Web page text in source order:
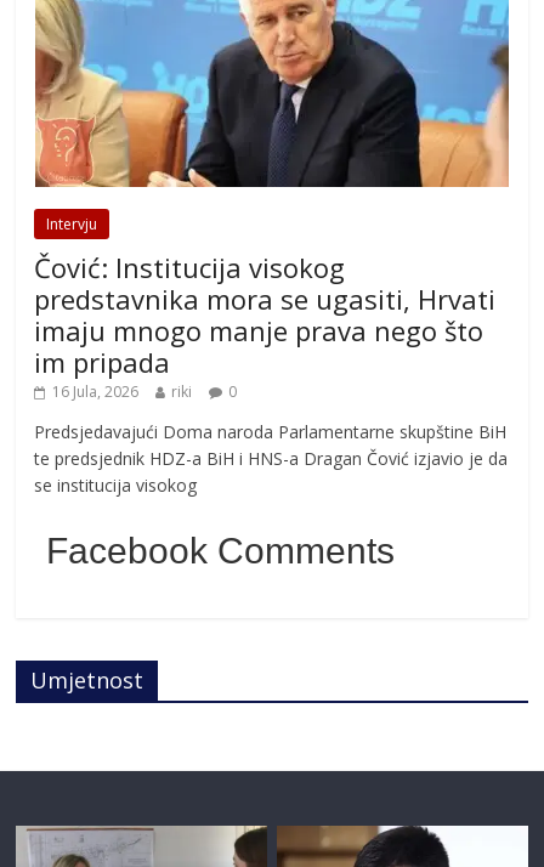
Intervju
Čović: Institucija visokog
predstavnika mora se ugasiti, Hrvati
imaju mnogo manje prava nego što
im pripada
16 Jula, 2026 riki 0
Predsjedavajući Doma naroda Parlamentarne skupštine BiH
te predsjednik HDZ-a BiH i HNS-a Dragan Čović izjavio je da
se institucija visokog
Facebook Comments
Umjetnost